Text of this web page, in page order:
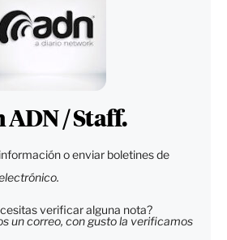
ADN / Staff.
o enviar boletines de
verificar alguna nota?
un correo, con gusto la verificamos